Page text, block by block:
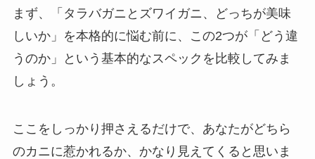
まず、「タラバガニとズワイガニ、どっちが美味
しいか」を本格的に悩む前に、この2つが「どう違
うのか」という基本的なスペックを比較してみま
しょう。
ここをしっかり押さえるだけで、あなたがどちら
のカニに惹かれるか、かなり見えてくると思いま